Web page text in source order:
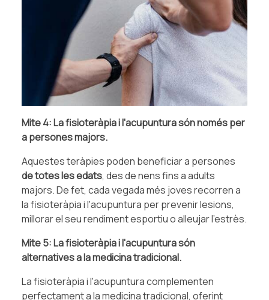
Mite 4: La fisioteràpia i l'acupuntura són només per
a persones majors.
Aquestes teràpies poden beneficiar a persones
de totes les edats, des de nens fins a adults
majors. De fet, cada vegada més joves recorren a
la fisioteràpia i l'acupuntura per prevenir lesions,
millorar el seu rendiment esportiu o alleujar l'estrès.
Mite 5: La fisioteràpia i l'acupuntura són
alternatives a la medicina tradicional.
La fisioteràpia i l'acupuntura complementen
perfectament a la medicina tradicional, oferint